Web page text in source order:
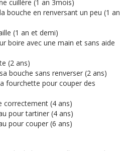
cuillère (1 an 3mois)
bouche en renversant un peu (1 an
(1 an et demi)
boire avec une main et sans aide
(2 ans)
bouche sans renverser (2 ans)
fourchette pour couper des
correctement (4 ans)
pour tartiner (4 ans)
pour couper (6 ans)